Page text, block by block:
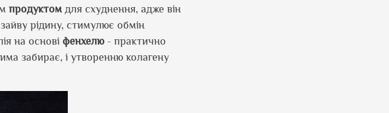
продуктом для схуднення, адже він
рідину, стимулює обмін
на основі фенхелю- практично
забирає, і утворенню колагену